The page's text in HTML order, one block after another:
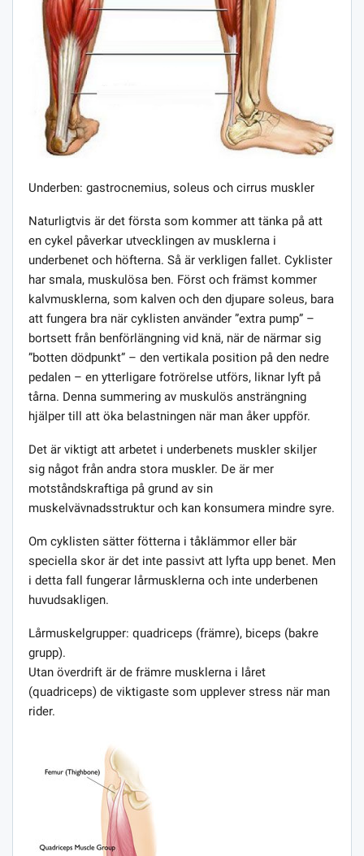
Underben: gastrocnemius, soleus och cirrus muskler
Naturligtvis är det första som kommer att tänka på att
en cykel påverkar utvecklingen av musklerna i
underbenet och höfterna. Så är verkligen fallet. Cyklister
har smala, muskulösa ben. Först och främst kommer
kalvmusklerna, som kalven och den djupare soleus, bara
att fungera bra när cyklisten använder ”extra pump” –
bortsett från benförlängning vid knä, när de närmar sig
”botten dödpunkt” – den vertikala position på den nedre
pedalen – en ytterligare fotrörelse utförs, liknar lyft på
tårna. Denna summering av muskulös ansträngning
hjälper till att öka belastningen när man åker uppför.
Det är viktigt att arbetet i underbenets muskler skiljer
sig något från andra stora muskler. De är mer
motståndskraftiga på grund av sin
muskelvävnadsstruktur och kan konsumera mindre syre.
Om cyklisten sätter fötterna i tåklämmor eller bär
speciella skor är det inte passivt att lyfta upp benet. Men
i detta fall fungerar lårmusklerna och inte underbenen
huvudsakligen.
Lårmuskelgrupper: quadriceps (främre), biceps (bakre
grupp).
Utan överdrift är de främre musklerna i låret
(quadriceps) de viktigaste som upplever stress när man
rider.